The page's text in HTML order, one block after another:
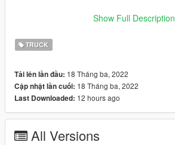
Software : Zmodeler3, blender
Convert: Ek _Cust0m5
Show Full Description
TRUCK
Tải lên lần đầu: 18 Tháng ba, 2022
Cập nhật lần cuối: 18 Tháng ba, 2022
Last Downloaded: 12 hours ago
All Versions